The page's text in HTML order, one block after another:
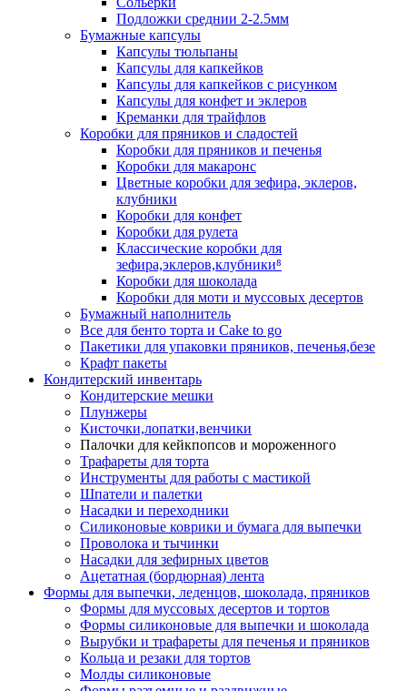
Подложки среднии 2-2.5мм
Бумажные капсулы
Капсулы тюльпаны
Капсулы для капкейков
Капсулы для капкейков с рисунком
Капсулы для конфет и эклеров
Креманки для трайфлов
Коробки для пряников и сладостей
Коробки для пряников и печенья
Коробки для макаронс
Цветные коробки для зефира, эклеров,
клубники
Коробки для конфет
Коробки для рулета
Классические коробки для
зефира,эклеров,клубники⁸
Коробки для шоколада
Коробки для моти и муссовых десертов
Бумажный наполнитель
Все для бенто торта и Cake to go
Пакетики для упаковки пряников, печенья,безе
Крафт пакеты
Кондитерский инвентарь
Кондитерские мешки
Плунжеры
Кисточки,лопатки,венчики
Палочки для кейкпопсов и мороженного
Трафареты для торта
Инструменты для работы с мастикой
Шпатели и палетки
Насадки и переходники
Силиконовые коврики и бумага для выпечки
Проволока и тычинки
Насадки для зефирных цветов
Ацетатная (бордюрная) лента
Формы для выпечки, леденцов, шоколада, пряников
Формы для муссовых десертов и тортов
Формы силиконовые для выпечки и шоколада
Вырубки и трафареты для печенья и пряников
Кольца и резаки для тортов
Молды силиконовые